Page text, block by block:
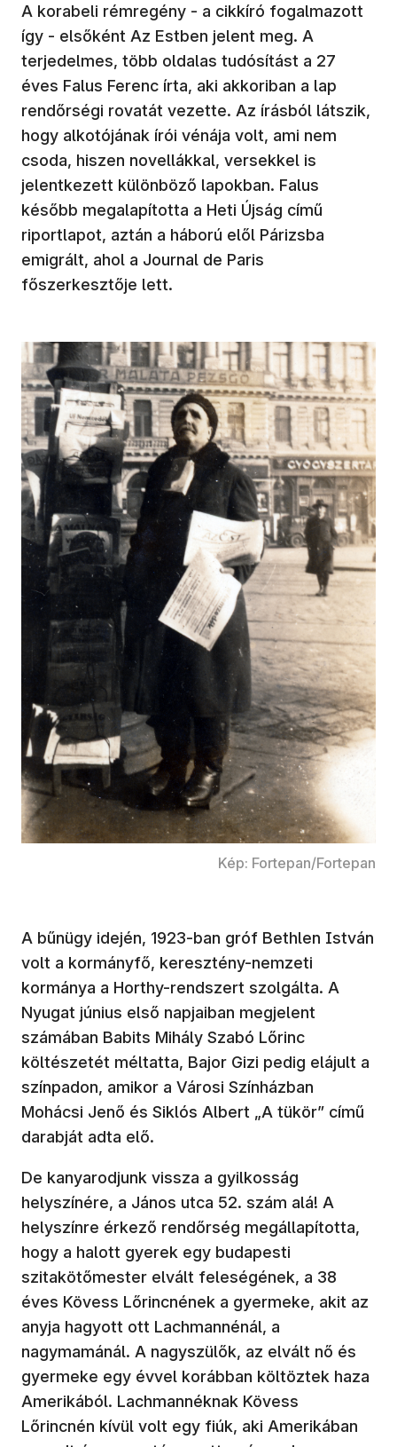
A korabeli rémregény - a cikkíró fogalmazott
így - elsőként Az Estben jelent meg. A
terjedelmes, több oldalas tudósítást a 27
éves Falus Ferenc írta, aki akkoriban a lap
rendőrségi rovatát vezette. Az írásból látszik,
hogy alkotójának írói vénája volt, ami nem
csoda, hiszen novellákkal, versekkel is
jelentkezett különböző lapokban. Falus
később megalapította a Heti Újság című
riportlapot, aztán a háború elől Párizsba
emigrált, ahol a Journal de Paris
főszerkesztője lett.
Kép: Fortepan/Fortepan
A bűnügy idején, 1923-ban gróf Bethlen István
volt a kormányfő, keresztény-nemzeti
kormánya a Horthy-rendszert szolgálta. A
Nyugat június első napjaiban megjelent
számában Babits Mihály Szabó Lőrinc
költészetét méltatta, Bajor Gizi pedig elájult a
színpadon, amikor a Városi Színházban
Mohácsi Jenő és Siklós Albert „A tükör” című
darabját adta elő.
De kanyarodjunk vissza a gyilkosság
helyszínére, a János utca 52. szám alá! A
helyszínre érkező rendőrség megállapította,
hogy a halott gyerek egy budapesti
szitakötőmester elvált feleségének, a 38
éves Kövess Lőrincnének a gyermeke, akit az
anyja hagyott ott Lachmannénál, a
nagymamánál. A nagyszülők, az elvált nő és
gyermeke egy évvel korábban költöztek haza
Amerikából. Lachmannéknak Kövess
Lőrincnén kívül volt egy fiúk, aki Amerikában